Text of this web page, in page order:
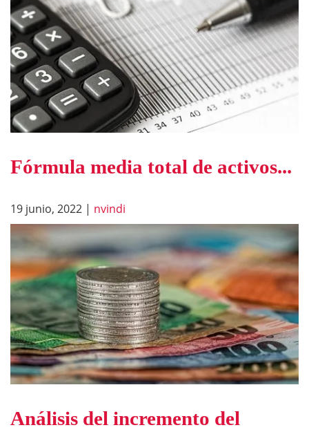
Fórmula media total de activos...
19 junio, 2022 | nvindi
Análisis del incremento del